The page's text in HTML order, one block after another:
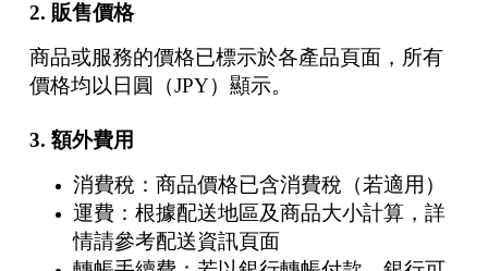
2. 販售價格
商品或服務的價格已標示於各產品頁面，所有
價格均以日圓（JPY）顯示。
3. 額外費用
消費稅：商品價格已含消費稅（若適用）
運費：根據配送地區及商品大小計算，詳
情請參考配送資訊頁面